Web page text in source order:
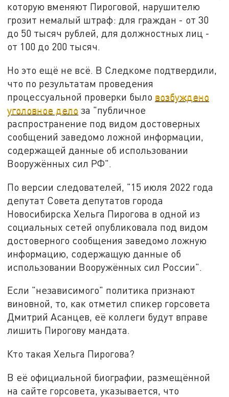
которую вменяют Пироговой, нарушителю
грозит немалый штраф: для граждан - от 30
до 50 тысяч рублей, для должностных лиц -
от 100 до 200 тысяч.
Но это ещё не всё. В Следкоме подтвердили,
что по результатам проведения
процессуальной проверки было возбуждено
уголовное дело за "публичное
распространение под видом достоверных
сообщений заведомо ложной информации,
содержащей данные об использовании
Вооружённых сил РФ".
По версии следователей, "15 июля 2022 года
депутат Совета депутатов города
Новосибирска Хельга Пирогова в одной из
социальных сетей опубликовала под видом
достоверного сообщения заведомо ложную
информацию, содержащую данные об
использовании Вооружённых сил России".
Если "независимого" политика признают
виновной, то, как отметил спикер горсовета
Дмитрий Асанцев, её коллеги будут вправе
лишить Пирогову мандата.
Кто такая Хельга Пирогова?
В её официальной биографии, размещённой
на сайте горсовета, указывается, что